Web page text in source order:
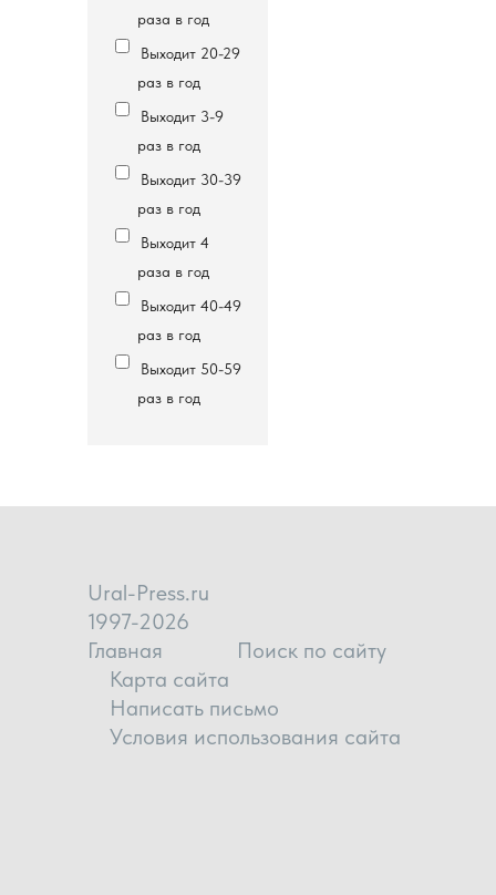
раза в год
Выходит 20-29
раз в год
Выходит 3-9
раз в год
Выходит 30-39
раз в год
Выходит 4
раза в год
Выходит 40-49
раз в год
Выходит 50-59
раз в год
Ural-Press.ru
1997-2026
Главная
Поиск по сайту
Карта сайта
Написать письмо
Условия использования сайта